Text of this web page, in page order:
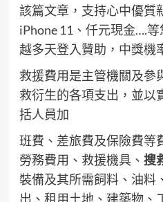
該篇文章，支持心中優質
iPhone 11、仟元現金….等
越多天登入贊助，中獎機
救援費用是主管機關及參
救衍生的各項支出，並以
括人員加
班費、差旅費及保險費等
勞務費用、救援機具、 搜
裝備及其所需飼料、油料
出、租用土地、建築物、